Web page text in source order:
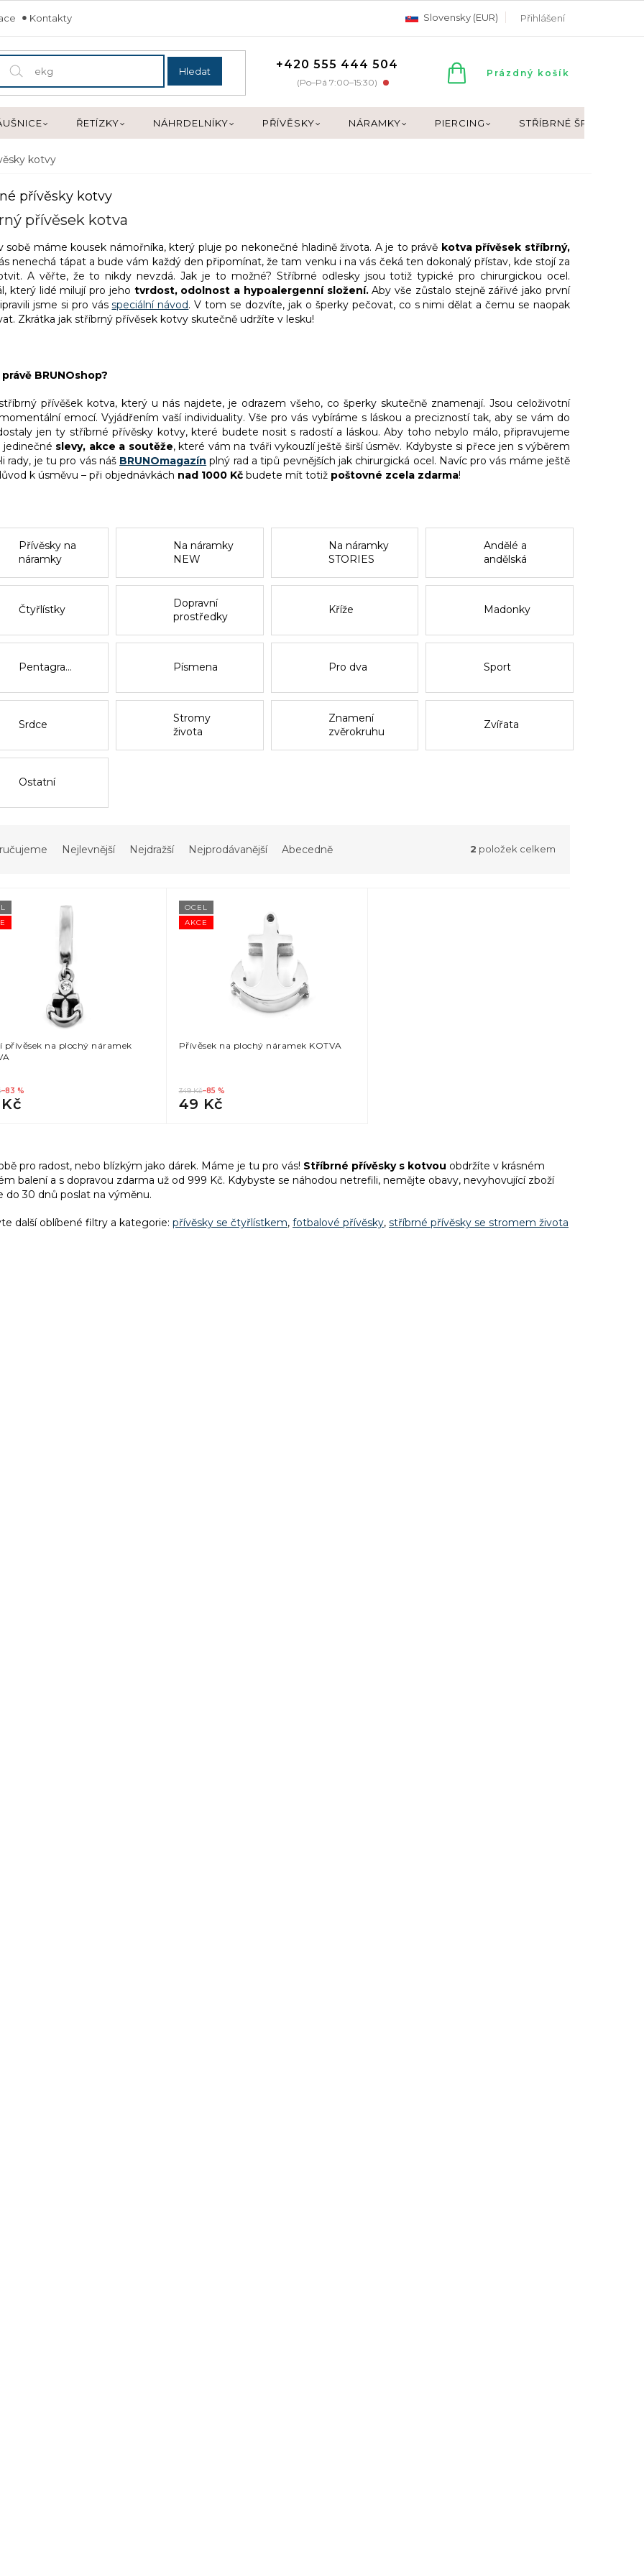
Kontakty Slovensky (EUR) Přihlášení
Hledat +420 555 444 504
(Po–Pá 7:00–15:30)
NÁKUPNÍ
Prázdný košík
ŘETÍZKY NÁHRDELNÍKY PŘÍVĚSKY NÁRAMKY PIERCING STŘÍBRNÉ ŠPERKY
kotvy
přívěsky kotvy
přívěsek kotva
sobě máme kousek námořníka, který pluje po nekonečné hladině života. A je to právě kotva přívěsek stříbrný,
nenechá tápat a bude vám každý den připomínat, že tam venku i na vás čeká ten dokonalý přístav, kde stojí za
A věřte, že to nikdy nevzdá. Jak je to možné? Stříbrné odlesky jsou totiž typické pro chirurgickou ocel.
který lidé milují pro jeho tvrdost, odolnost a hypoalergenní složení.Aby vše zůstalo stejně zářivé jako první
jsme si pro vásspeciální návod. V tom se dozvíte, jak o šperky pečovat, co s nimi dělat a čemu se naopak
Zkrátka jak stříbrný přívěsek kotvy skutečně udržíte v lesku!
BRUNOshop?
přívěšek kotva, který u nás najdete, je odrazem všeho, co šperky skutečně znamenají. Jsou celoživotní
emocí. Vyjádřením vaší individuality. Vše pro vás vybíráme s láskou a precizností tak, aby se vám do
jen ty stříbrné přívěsky kotvy, které budete nosit s radostí a láskou. Aby toho nebylo málo, připravujeme
jedinečné slevy, akce a soutěže, které vám na tváři vykouzlí ještě širší úsměv. Kdybyste si přece jen s výběrem
rady, je tu pro vás náš BRUNOmagazín plný rad a tipů pevnějších jak chirurgická ocel. Navíc pro vás máme ještě
k úsměvu – při objednávkách nad 1000 Kč budete mít totiž poštovné zcela zdarma!
Přívěsky na
náramky
Na náramky
NEW
Na náramky
STORIES
Andělé a
andělská
Čtyřlístky
Dopravní
prostředky
Kříže Madonky
Pentagramy Písmena Pro dva Sport
Srdce
Stromy
života
Znamení
zvěrokruhu
Zvířata
Ostatní
Nejlevnější Nejdražší Nejprodávanější Abecedně 2 položek celkem
přívěsek na plochý náramek
–83 %
AKCE
OCEL
Přívěsek na plochý náramek KOTVA
349 Kč–85 %
49 Kč
l
á
c
pro radost, nebo blízkým jako dárek. Máme je tu pro vás! Stříbrné přívěsky s kotvou obdržíte v krásném
balení a s dopravou zdarma už od 999 Kč. Kdybyste se náhodou netrefili, nemějte obavy, nevyhovující zboží
do 30 dnů poslat na výměnu.
další oblíbené filtry a kategorie: přívěsky se čtyřlístkem, fotbalové přívěsky, stříbrné přívěsky se stromem života